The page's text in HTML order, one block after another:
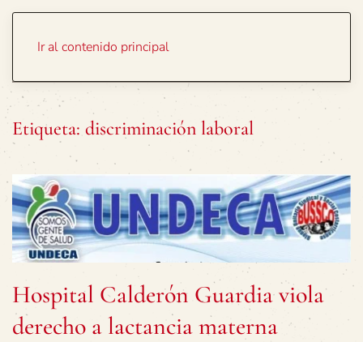
Ir al contenido principal
Etiqueta: discriminación laboral
Hospital Calderón Guardia viola
derecho a lactancia materna